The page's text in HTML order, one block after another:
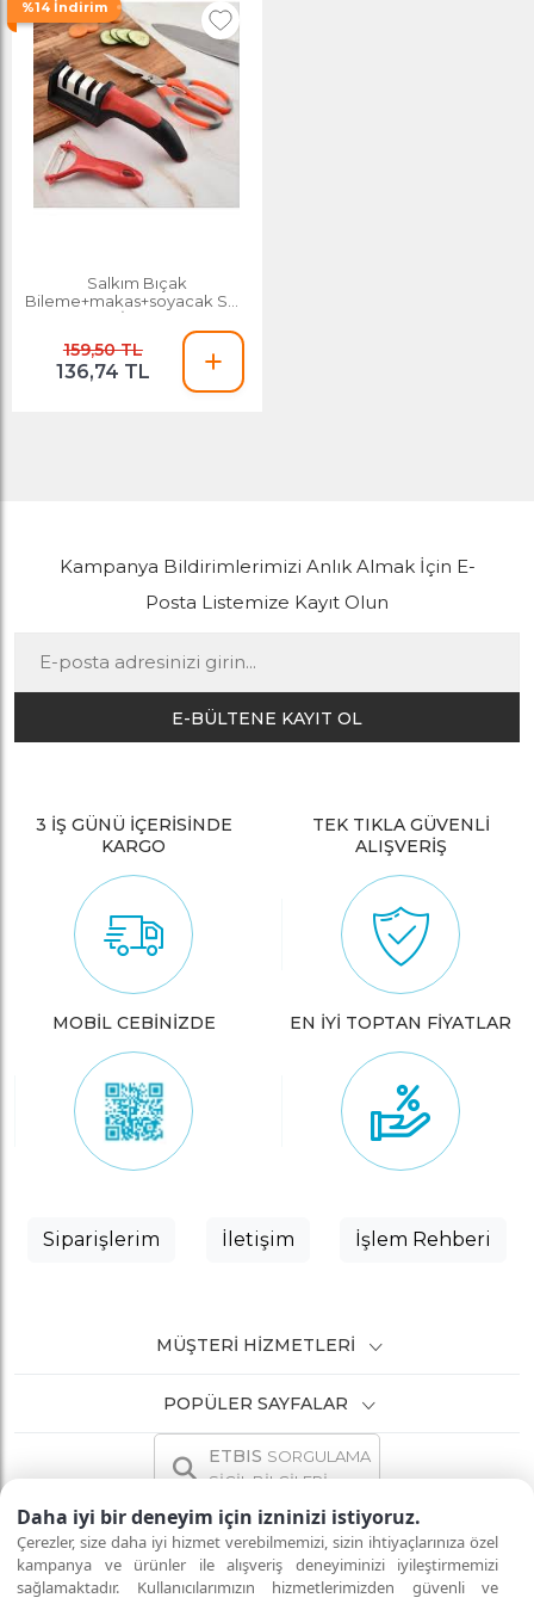
Daha iyi bir deneyim için izninizi istiyoruz.
Çerezler, size daha iyi hizmet verebilmemizi, sizin ihtiyaçlarınıza özel
kampanya ve ürünler ile alışveriş deneyiminizi iyileştirmemizi
sağlamaktadır. Kullanıcılarımızın hizmetlerimizden güvenli ve
%14 İndirim
Salkım Bıçak
Bileme+makas+soyacak Seti
İthal
159,50 TL
136,74 TL
Kampanya Bildirimlerimizi Anlık Almak İçin E-
Posta Listemize Kayıt Olun
E-BÜLTENE KAYIT OL
3 İŞ GÜNÜ İÇERİSİNDE
KARGO
TEK TIKLA GÜVENLİ
ALIŞVERİŞ
MOBİL CEBİNİZDE EN İYİ TOPTAN FİYATLAR
Siparişlerim İletişim İşlem Rehberi
MÜŞTERI HIZMETLERI
POPÜLER SAYFALAR
ETBIS SORGULAMA
SİCİL BİLGİLERİ
İNTERNETTE GÜVENLİ ALIŞVERİŞ